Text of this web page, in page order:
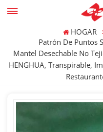
HOGAR
Patrón De Puntos
Mantel Desechable No
HENGHUA, Transpirable,